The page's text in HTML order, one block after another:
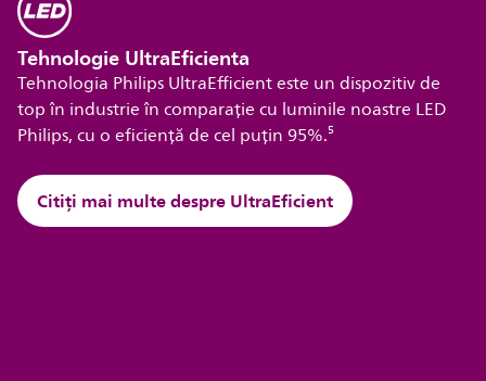
Tehnologie UltraEficienta
Tehnologia Philips UltraEfficient este un dispozitiv de
top în industrie în comparație cu luminile noastre LED
Philips, cu o eficiență de cel puțin 95%.⁵
Citiți mai multe despre UltraEficient